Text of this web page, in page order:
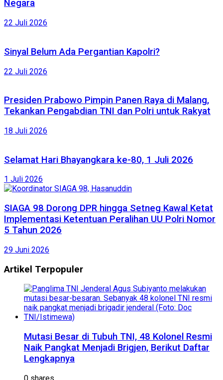
Negara
22 Juli 2026
Sinyal Belum Ada Pergantian Kapolri?
22 Juli 2026
Presiden Prabowo Pimpin Panen Raya di Malang,
Tekankan Pengabdian TNI dan Polri untuk Rakyat
18 Juli 2026
Selamat Hari Bhayangkara ke-80, 1 Juli 2026
1 Juli 2026
SIAGA 98 Dorong DPR hingga Setneg Kawal Ketat
Implementasi Ketentuan Peralihan UU Polri Nomor
5 Tahun 2026
29 Juni 2026
Artikel Terpopuler
Mutasi Besar di Tubuh TNI, 48 Kolonel Resmi
Naik Pangkat Menjadi Brigjen, Berikut Daftar
Lengkapnya
0 shares